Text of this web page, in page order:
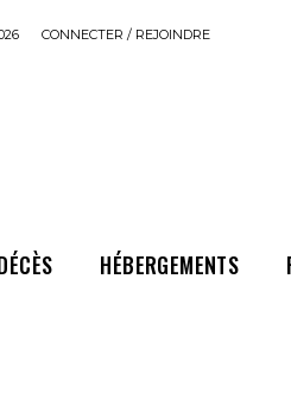
CONNECTER / REJOINDRE
HÉBERGEMENTS